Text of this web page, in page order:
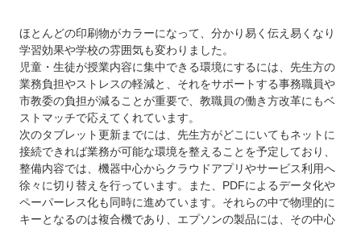
ほとんどの印刷物がカラーになって、分かり易く伝え易くなり
学習効果や学校の雰囲気も変わりました。
児童・生徒が授業内容に集中できる環境にするには、先生方の
業務負担やストレスの軽減と、それをサポートする事務職員や
市教委の負担が減ることが重要で、教職員の働き方改革にもベ
ストマッチで応えてくれています。
次のタブレット更新までには、先生方がどこにいてもネットに
接続できれば業務が可能な環境を整えることを予定しており、
整備内容では、機器中心からクラウドアプリやサービス利用へ
徐々に切り替えを行っています。また、PDFによるデータ化や
ペーパーレス化も同時に進めています。それらの中で物理的に
キーとなるのは複合機であり、エプソンの製品には、その中心